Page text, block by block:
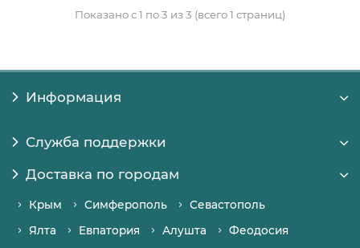
Показано с 1 по 3 из 3 (всего 1 страниц)
Информация
Служба поддержки
Доставка по городам
Крым Симферополь
Севастополь
Ялта
Евпатория Алушта
Феодосия